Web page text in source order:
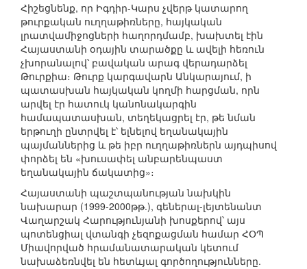
Հիշեցնենք, որ Իգդիր-Կարս չվերթ կատարող
թուրքական ուղղաթիռները, հայկական
լրատվամիջոցների հաղորդմամբ, խախտել էին
Հայաստանի օդային տարածքը և ավելի հեռուն
չխորանալով՝ բավական արագ վերադարձել
Թուրքիա։ Թուրք կարգավարն Անկարայում, ի
պատասխան հայկական կողմի հարցման, որն
արվել էր հատուկ կանոնակարգին
համապատասխան, տեղեկացրել էր, թե նման
երթուղի ընտրվել է՝ ելնելով եղանակային
պայմաններից և թե իբր ուղղաթիռներն այդպիսով
փորձել են «խուսափել անբարենպաստ
եղանակային ճակատից»։
Հայաստանի պաշտպանության նախկին
նախարար (1999-2000թթ.), գեներալ-լեյտենանտ
Վաղարշակ Հարությունյանի խոսքերով՝ այս
պոտենցիալ վտանգի չեզոքացման համար ՀՕՊ
Միավորված հրամանատարական կետում
նախաձեռնվել են հետևյալ գործողությունները.